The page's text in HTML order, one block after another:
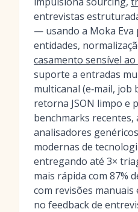
entrevistas
— usando a Moka Eva
entidades,
casamento sensível
suporte a entradas
multicanal (e‑mail, job
retorna JSON limpo e
benchmarks
analisadores
modernas de
entregando até 3×
mais rápida com 87%
com revisões manuais
no feedback de